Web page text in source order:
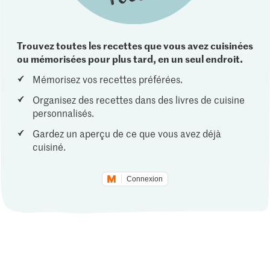
Trouvez toutes les recettes que vous avez cuisinées
ou mémorisées pour plus tard, en un seul endroit.
Mémorisez vos recettes préférées.
Organisez des recettes dans des livres de cuisine
personnalisés.
Gardez un aperçu de ce que vous avez déjà
cuisiné.
Connexion